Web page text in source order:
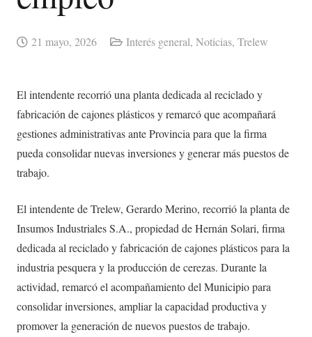
21 mayo, 2026 Interés general, Noticias, Trelew
El intendente recorrió una planta dedicada al reciclado y
fabricación de cajones plásticos y remarcó que acompañará
gestiones administrativas ante Provincia para que la firma
pueda consolidar nuevas inversiones y generar más puestos de
trabajo.
El intendente de Trelew, Gerardo Merino, recorrió la planta de
Insumos Industriales S.A., propiedad de Hernán Solari, firma
dedicada al reciclado y fabricación de cajones plásticos para la
industria pesquera y la producción de cerezas. Durante la
actividad, remarcó el acompañamiento del Municipio para
consolidar inversiones, ampliar la capacidad productiva y
promover la generación de nuevos puestos de trabajo.